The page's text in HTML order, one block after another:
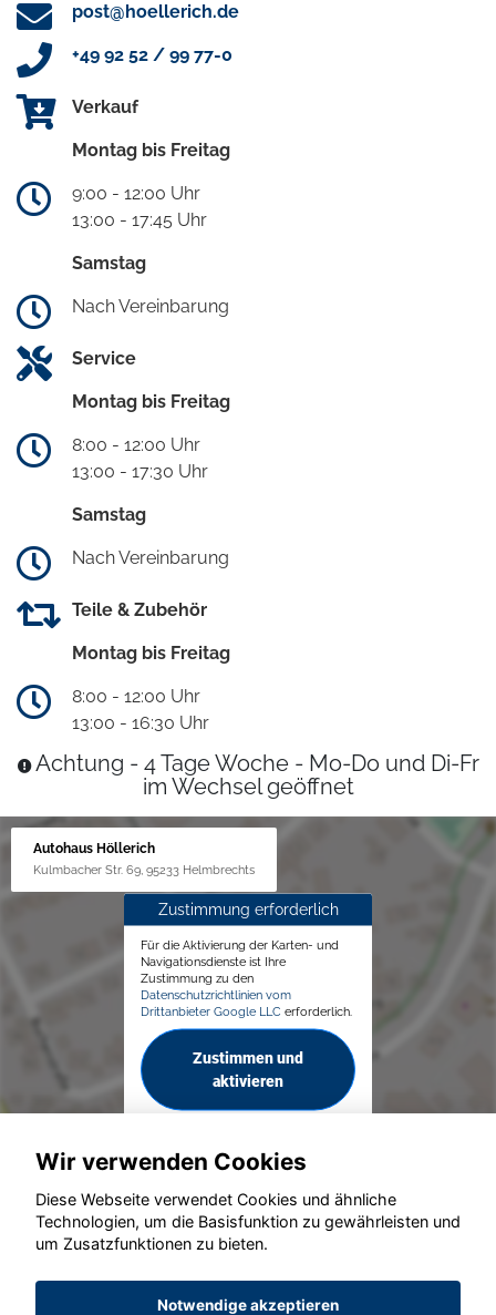
post@hoellerich.de
+49 92 52 / 99 77-0
Verkauf
Montag bis Freitag
9:00 - 12:00 Uhr
13:00 - 17:45 Uhr
Samstag
Nach Vereinbarung
Service
Montag bis Freitag
8:00 - 12:00 Uhr
13:00 - 17:30 Uhr
Samstag
Nach Vereinbarung
Teile & Zubehör
Montag bis Freitag
8:00 - 12:00 Uhr
13:00 - 16:30 Uhr
Achtung - 4 Tage Woche - Mo-Do und Di-Fr
im Wechsel geöffnet
Autohaus Höllerich
Kulmbacher Str. 69, 95233 Helmbrechts
Zustimmung erforderlich
Für die Aktivierung der Karten- und
Navigationsdienste ist Ihre
Zustimmung zu den
Datenschutzrichtlinien vom
Drittanbieter Google LLC erforderlich.
Zustimmen und
aktivieren
© konjunkturmotor.de GmbH 2020 - 2026
Wir verwenden Cookies
Diese Webseite verwendet Cookies und ähnliche
Technologien, um die Basisfunktion zu gewährleisten und
um Zusatzfunktionen zu bieten.
Notwendige akzeptieren